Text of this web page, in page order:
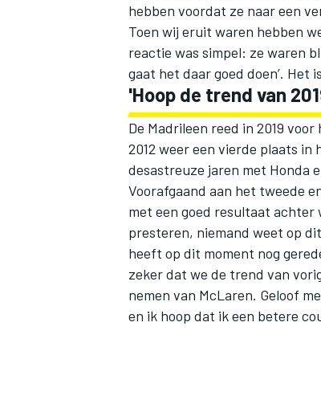
hebben voordat ze naar een
Toen wij eruit waren hebben
reactie was simpel: ze waren
gaat het daar goed doen’. Het
'Hoop de trend van
De Madrileen reed in 2019
2012 weer een vierde plaats
desastreuze jaren met Honda
Voorafgaand aan het tweede
met een goed resultaat achter
presteren, niemand weet op
heeft op dit moment nog
zeker dat we de trend van
nemen van McLaren. Geloof
en ik hoop dat ik een betere